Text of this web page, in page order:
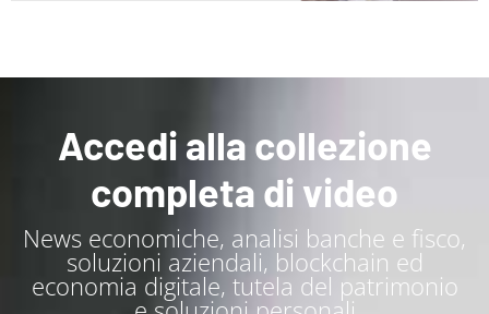
Accedi alla collezione
completa di video
News economiche, analisi banche e fisco,
soluzioni aziendali, blockchain ed
economia digitale, tutela del patrimonio